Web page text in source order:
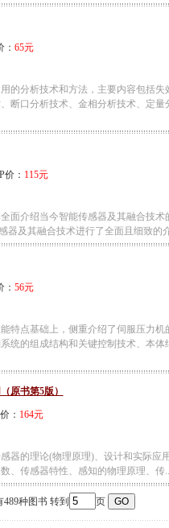
65元
的分析技术和方法，主要内容包括失
断口分析技术、金相分析技术、定量
： 115元
面介绍当今智能传感器及其融合技术
器及其融合技术进行了全面且细致的
56元
特点基础上，侧重介绍了伺服压力机
统的组成结构和关键控制技术、本体
原书第5版）
： 164元
器的理论(物理原理)、设计和实际应
、传感器特性、感知的物理原理、传
种图书 转到 页